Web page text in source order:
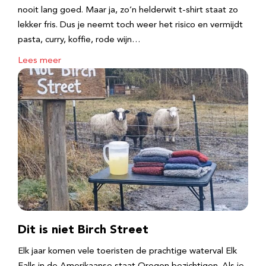
nooit lang goed. Maar ja, zo’n helderwit t-shirt staat zo
lekker fris. Dus je neemt toch weer het risico en vermijdt
pasta, curry, koffie, rode wijn…
Lees meer
Dit is niet Birch Street
Elk jaar komen vele toeristen de prachtige waterval Elk